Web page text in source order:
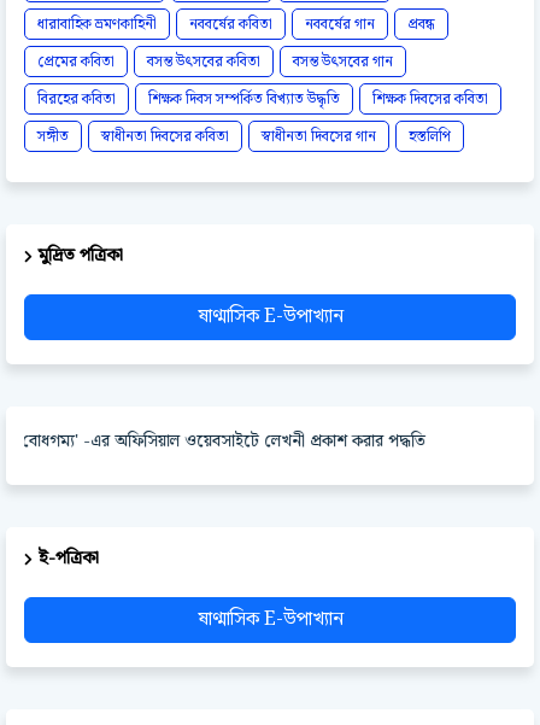
ধারাবাহিক ভ্রমণকাহিনী
নববর্ষের কবিতা নববর্ষের গান
প্রবন্ধ
প্রেমের কবিতা
বসন্ত উৎসবের কবিতা
বসন্ত উৎসবের গান
বিরহের কবিতা
শিক্ষক দিবস সম্পর্কিত বিখ্যাত উদ্ধৃতি
শিক্ষক দিবসের কবিতা
সঙ্গীত
স্বাধীনতা দিবসের কবিতা স্বাধীনতা দিবসের গান হস্তলিপি
মুদ্রিত পত্রিকা
ষাণ্মাসিক E-উপাখ্যান
-এর অফিসিয়াল ওয়েবসাইটে লেখনী প্রকাশ করার পদ্ধতি
ই-পত্রিকা
ষাণ্মাসিক E-উপাখ্যান